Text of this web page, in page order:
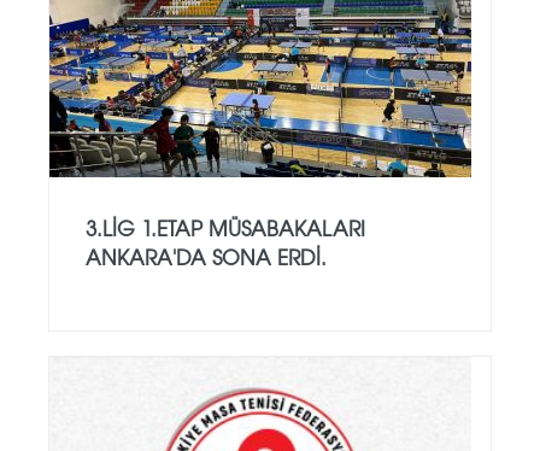
3.LİG 1.ETAP MÜSABAKALARI
ANKARA'DA SONA ERDİ.